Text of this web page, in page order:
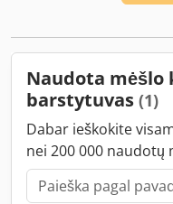
Naudota mėšlo
barstytuvas (1)
Dabar ieškokite
nei 200 000 naudotų